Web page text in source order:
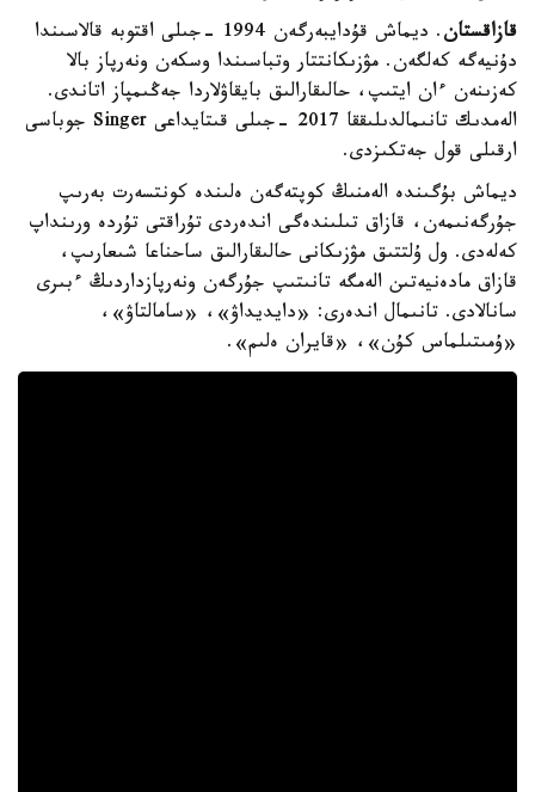
قازاقستان
. ديماش قۇدايبەرگەن 1994 -جىلى اقتوبە قالاسىندا
دۇنيەگە كەلگەن. مۋزىكانتتار وتباسىندا وسكەن ونەرپاز بالا
كەزىنەن ءان ايتىپ، حالىقارالىق بايقاۋلاردا جەڭىمپاز اتاندى.
الەمدىك تانىمالدىلىققا 2017 -جىلى قىتايداعى Singer جوباسى
ارقىلى قول جەتكىزدى.
ديماش بۇگىندە الەمنىڭ كوپتەگەن ەلىندە كونتسەرت بەرىپ
جۇرگەنىمەن، قازاق تىلىندەگى اندەردى تۇراقتى تۇردە ورىنداپ
كەلەدى. ول ۇلتتىق مۋزىكانى حالىقارالىق ساحناعا شىعارىپ،
قازاق مادەنيەتىن الەمگە تانىتىپ جۇرگەن ونەرپازداردىڭ ءبىرى
سانالادى. تانىمال اندەرى: «دايديداۋ»، «سامالتاۋ»،
«ۇمىتىلماس كۇن»، «قايران ەلىم».